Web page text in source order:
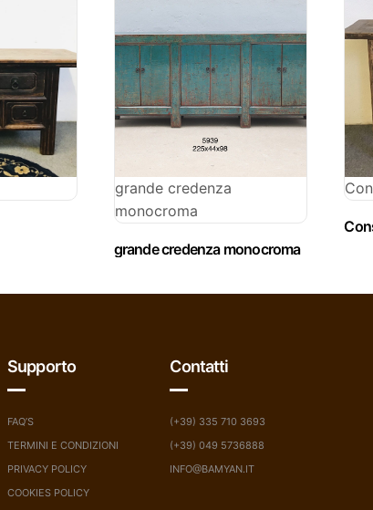
grande credenza
monocroma
grande credenza monocroma
Supporto
FAQ’S
TERMINI E CONDIZIONI
PRIVACY POLICY
COOKIES POLICY
Contatti
(+39) 335 710 3693
(+39) 049 5736888
INFO@BAMYAN.IT